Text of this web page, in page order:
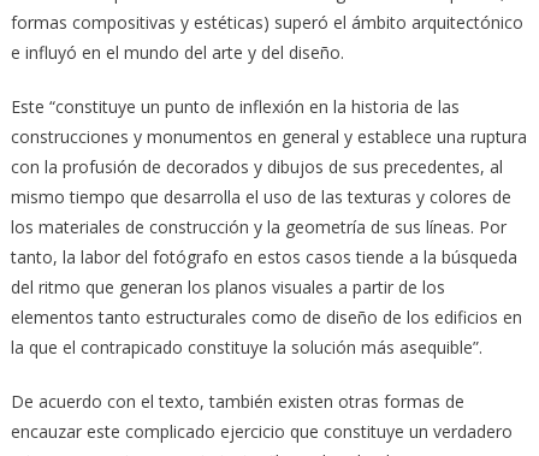
formas compositivas y estéticas) superó el ámbito arquitectónico
e influyó en el mundo del arte y del diseño.
Este “constituye un punto de inflexión en la historia de las
construcciones y monumentos en general y establece una ruptura
con la profusión de decorados y dibujos de sus precedentes, al
mismo tiempo que desarrolla el uso de las texturas y colores de
los materiales de construcción y la geometría de sus líneas. Por
tanto, la labor del fotógrafo en estos casos tiende a la búsqueda
del ritmo que generan los planos visuales a partir de los
elementos tanto estructurales como de diseño de los edificios en
la que el contrapicado constituye la solución más asequible”.
De acuerdo con el texto, también existen otras formas de
encauzar este complicado ejercicio que constituye un verdadero